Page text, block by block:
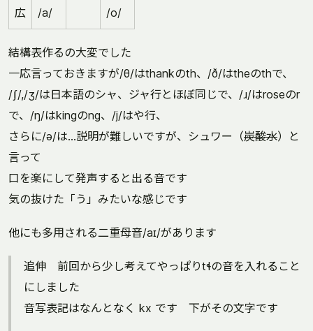
広 /a/ /o/
結構表作るの大変でした
一応言っておきますが/θ/はthankのth、/ð/はtheのthで、
/ʃ/,/ʒ/は日本語のシャ、ジャ行とほぼ同じで、/ɹ/はroseのr
で、/ŋ/はkingのng、/j/はや行、
さらに/ə/は…説明が難しいですが、シュワー（炭酸水）と
言って
口を楽にして発声すると出る音です
気の抜けた「う」みたいな感じです
他にも多用される二重母音/aɪ/があります
追伸 前回から少し考えてやっぱりtɬの音を入れること
にしました
音写表記はなんとなく kx です 下がその文字です